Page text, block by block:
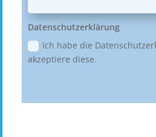
Datenschutzerklärung
Ich habe die
akzeptiere diese.